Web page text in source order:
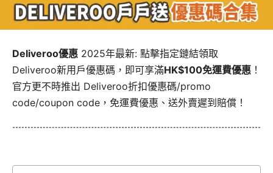
Deliveroo優惠 2025年最新: 點擊指定鏈結領取
Deliveroo新用戶優惠碼，即可享滿HK$100免運費優惠 ！
官方更不時推出 Deliveroo折扣優惠碼/promo
code/coupon code，免運費優惠、送外賣遲到賠償！